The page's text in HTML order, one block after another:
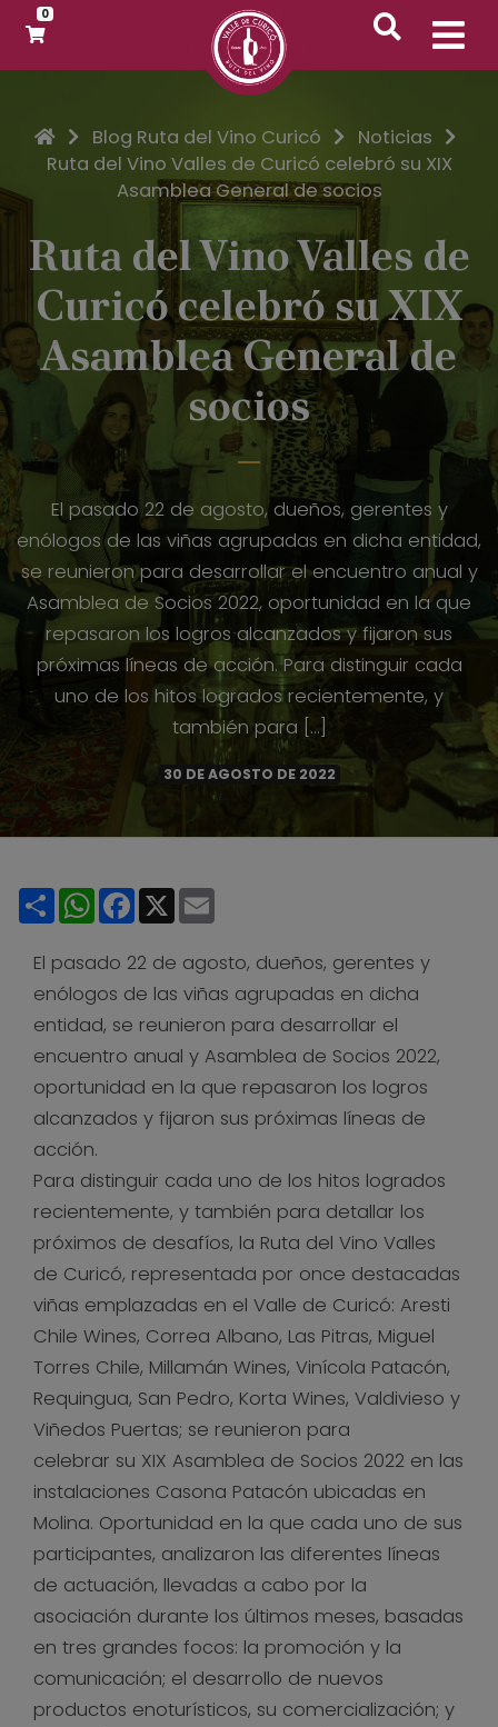
0
InicioBlog Ruta del Vino Curicó
Noticias
Ruta del Vino Valles de Curicó celebró su XIX
Asamblea General de socios
Ruta del Vino Valles de
Curicó celebró su XIX
Asamblea General de
socios
El pasado 22 de agosto, dueños, gerentes y
enólogos de las viñas agrupadas en dicha entidad,
se reunieron para desarrollar el encuentro anual y
Asamblea de Socios 2022, oportunidad en la que
repasaron los logros alcanzados y fijaron sus
próximas líneas de acción. Para distinguir cada
uno de los hitos logrados recientemente, y
también para […]
30 DE AGOSTO DE 2022
ShareWhatsApp
Facebook
X
El pasado 22 de agosto, dueños, gerentes y
enólogos de las viñas agrupadas en dicha
entidad, se reunieron para desarrollar el
encuentro anual y Asamblea de Socios 2022,
oportunidad en la que repasaron los logros
alcanzados y fijaron sus próximas líneas de
acción.
Para distinguir cada uno de los hitos logrados
recientemente, y también para detallar los
próximos de desafíos, la Ruta del Vino Valles
de Curicó, representada por once destacadas
viñas emplazadas en el Valle de Curicó: Aresti
Chile Wines, Correa Albano, Las Pitras, Miguel
Torres Chile, Millamán Wines, Vinícola Patacón,
Requingua, San Pedro, Korta Wines, Valdivieso y
Viñedos Puertas; se reunieron para
celebrar su XIX Asamblea de Socios 2022 en las
instalaciones Casona Patacón ubicadas en
Molina. Oportunidad en la que cada uno de sus
participantes, analizaron las diferentes líneas
de actuación, llevadas a cabo por la
asociación durante los últimos meses, basadas
en tres grandes focos: la promoción y la
comunicación; el desarrollo de nuevos
productos enoturísticos, su comercialización; y